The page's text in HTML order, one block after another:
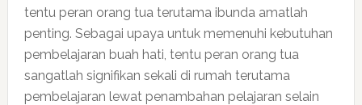
tentu peran orang tua terutama ibunda amatlah
penting. Sebagai upaya untuk memenuhi kebutuhan
pembelajaran buah hati, tentu peran orang tua
sangatlah signifikan sekali di rumah terutama
pembelajaran lewat penambahan pelajaran selain